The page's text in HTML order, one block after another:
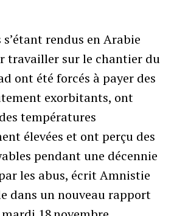
rendus en Arabie
travailler sur le chantier du
ont été forcés à payer des
exorbitants, ont
températures
élevées et ont perçu des
pendant une décennie
les abus, écrit Amnistie
dans un nouveau rapport